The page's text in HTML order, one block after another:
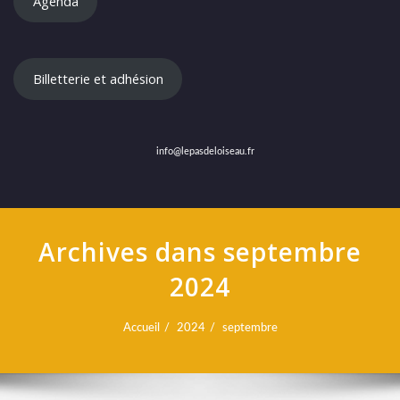
Billetterie et adhésion
info@lepasdeloiseau.fr
Archives dans septembre
2024
Accueil 2024 septembre